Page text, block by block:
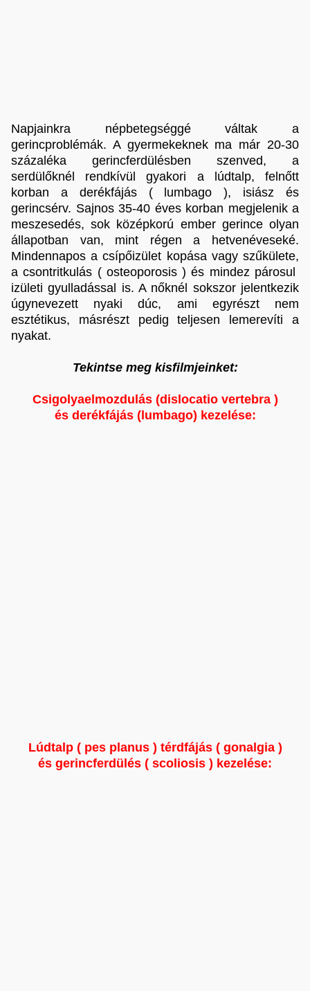
Napjainkra népbetegséggé váltak a
gerincproblémák. A gyermekeknek ma már 20-30
százaléka gerincferdülésben szenved, a
serdülőknél rendkívül gyakori a lúdtalp, felnőtt
korban a derékfájás ( lumbago ), isiász és
gerincsérv. Sajnos 35-40 éves korban megjelenik a
meszesedés, sok középkorú ember gerince olyan
állapotban van, mint régen a hetvenéveseké.
Mindennapos a csípőizület kopása vagy szűkülete,
a csontritkulás ( osteoporosis ) és mindez párosul
izületi gyulladással is. A nőknél sokszor jelentkezik
úgynevezett nyaki dúc, ami egyrészt nem
esztétikus, másrészt pedig teljesen lemerevíti a
nyakat.
Tekintse meg kisfilmjeinket:
Csigolyaelmozdulás (dislocatio vertebra )
és derékfájás (lumbago) kezelése:
Lúdtalp ( pes planus ) térdfájás ( gonalgia )
és gerincferdülés ( scoliosis ) kezelése: